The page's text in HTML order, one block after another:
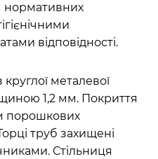
нормативних
відповідності.
металевої
1,2 мм. Покриття
порошкових
труб захищені
Стільниця